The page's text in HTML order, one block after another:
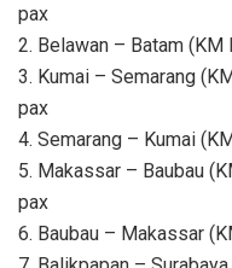
pax
2. Belawan – Batam
3. Kumai – Semarang
pax
4. Semarang – Kumai
5. Makassar – Baubau
pax
6. Baubau – Makassar